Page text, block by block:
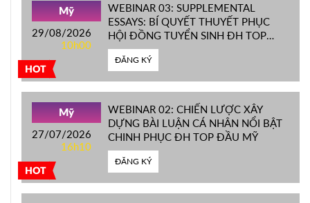
HOT
Mỹ
29/08/2026
10h00
WEBINAR 03: SUPPLEMENTAL
ESSAYS: BÍ QUYẾT THUYẾT PHỤC
HỘI ĐỒNG TUYỂN SINH ĐH TOP
ĐẦU MỸ
ĐĂNG KÝ
HOT
Mỹ
27/07/2026
16h10
WEBINAR 02: CHIẾN LƯỢC XÂY
DỰNG BÀI LUẬN CÁ NHÂN NỔI BẬT
CHINH PHỤC ĐH TOP ĐẦU MỸ
ĐĂNG KÝ